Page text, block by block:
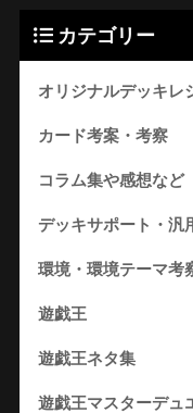
カテゴリー
オリジナルデッキレ
カード考案・考察
コラム集や感想など
デッキサポート・汎
環境・環境テーマ考
遊戯王
遊戯王ネタ集
遊戯王マスターデュ